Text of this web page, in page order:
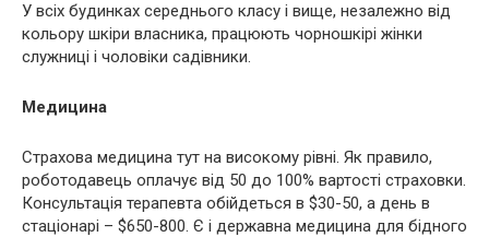
У всіх будинках середнього класу і вище, незалежно від
кольору шкіри власника, працюють чорношкірі жінки
служниці і чоловіки садівники.
Медицина
Страхова медицина тут на високому рівні. Як правило,
роботодавець оплачує від 50 до 100% вартості страховки.
Консультація терапевта обійдеться в $30-50, а день в
стаціонарі – $650-800. Є і державна медицина для бідного